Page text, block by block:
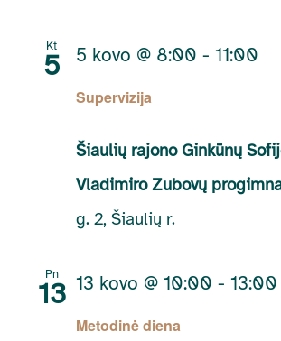
Kt
5
Supervizija
5 kovo @ 8:00 - 11:00
Šiaulių rajono Ginkūnų
Vladimiro Zubovų
g. 2, Šiaulių r.
Pn
13
Metodinė diena
13 kovo @ 10:00 - 13:00